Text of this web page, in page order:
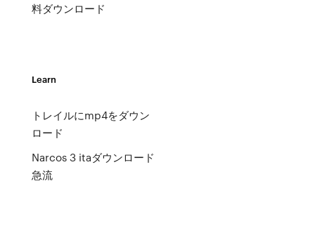
料ダウンロード
Learn
トレイルにmp4をダウン
ロード
Narcos 3 itaダウンロード
急流